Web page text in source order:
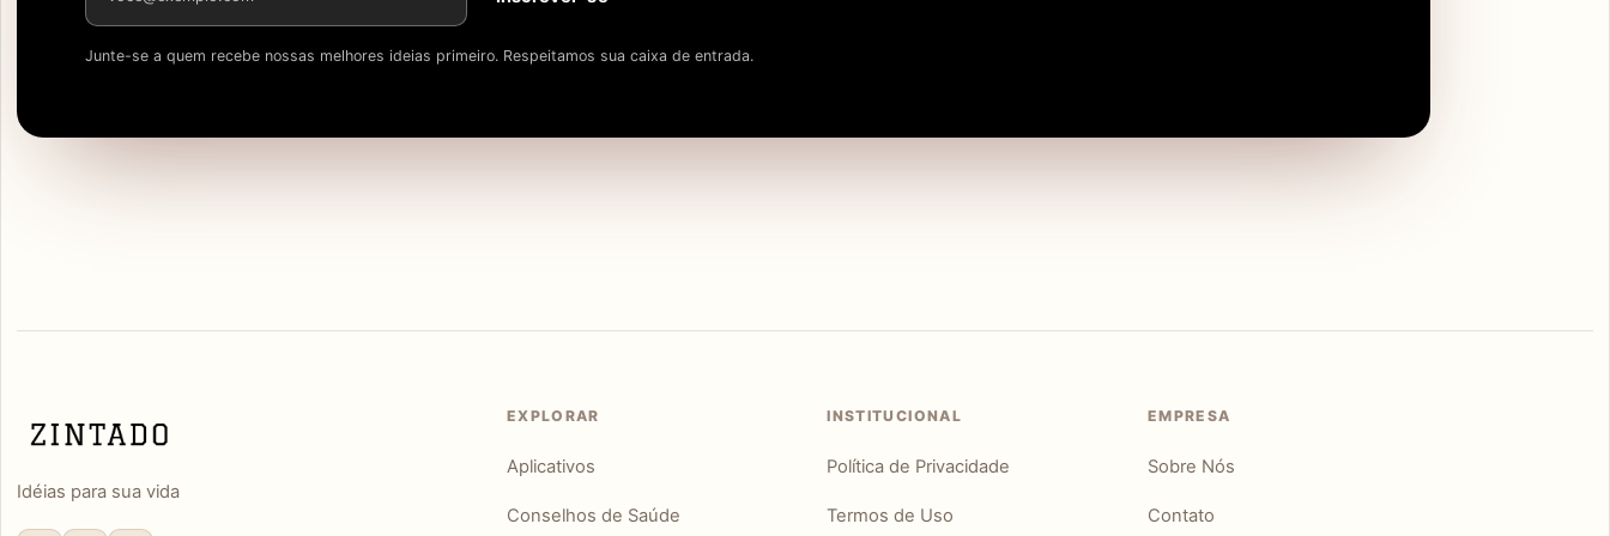
Junte-se a quem recebe nossas melhores ideias primeiro. Respeitamos sua caixa de entrada.
Idéias para sua vida
EXPLORAR
Aplicativos
Conselhos de Saúde
INSTITUCIONAL
Política de Privacidade
Termos de Uso
EMPRESA
Sobre Nós
Contato